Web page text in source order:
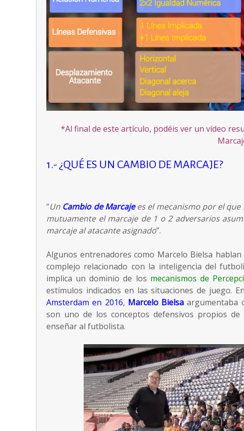
*Al final de este artículo, podéis ver un vídeo
1.- ¿QUÉ ES UN CAMBIO DE MARCAJE?
“Un Cambio de Marcajees el mecanismo por el
mutuamente el marcaje de 1 o 2 adversarios
marcaje al atacante asignado”.
Algunos entrenadores como Marcelo Bielsa hablan
complejo relacionado con la inteligencia del
implica un dominio de los mecanismos de
estímulos indicados en las situaciones de juego.
Amsterdam en 2016, Marcelo Bielsa argumentaba
son uno de los conceptos defensivos propios de
enseñar al futbolista.